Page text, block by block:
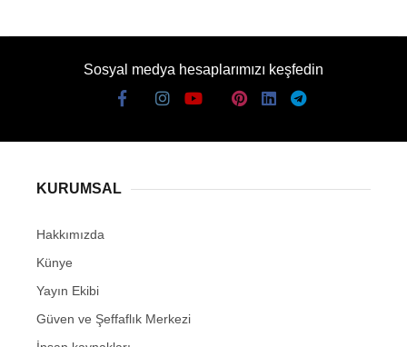
Sosyal medya hesaplarımızı keşfedin
KURUMSAL
Hakkımızda
Künye
Yayın Ekibi
Güven ve Şeffaflık Merkezi